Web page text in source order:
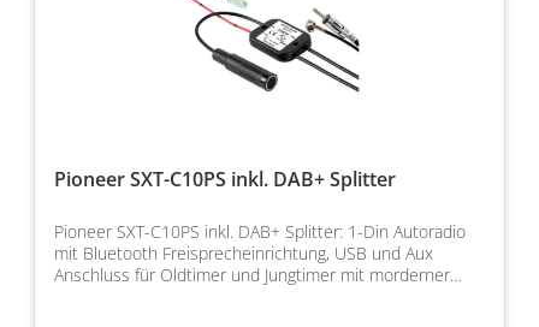
Pioneer SXT-C10PS inkl. DAB+ Splitter
Pioneer SXT-C10PS inkl. DAB+ Splitter: 1-Din Autoradio
mit Bluetooth Freisprecheinrichtung, USB und Aux
Anschluss für Oldtimer und Jungtimer mit morderner